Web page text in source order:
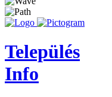
Település
Info